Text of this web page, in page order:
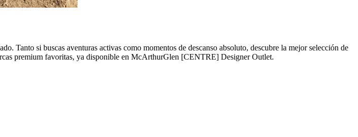
Tanto si buscas aventuras activas como momentos de descanso absoluto, descubre la mejor selección de
premium favoritas, ya disponible en McArthurGlen [CENTRE] Designer Outlet.